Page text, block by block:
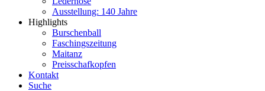
Ausstellung: 140 Jahre
Highlights
Burschenball
Faschingszeitung
Maitanz
Preisschafkopfen
Kontakt
Suche